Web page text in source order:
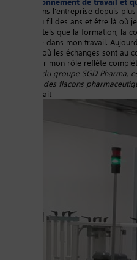
Présente dans l’entreprise depuis
d’évoluer au fil des ans et être là où
de facteurs tels que la formation, la
l’autonomie dans mon travail.
participatif’ où les échanges sont
suis ravie car mon rôle reflète
SSV, filiale du groupe SGD
dédié au tri des flacons
Image portrait